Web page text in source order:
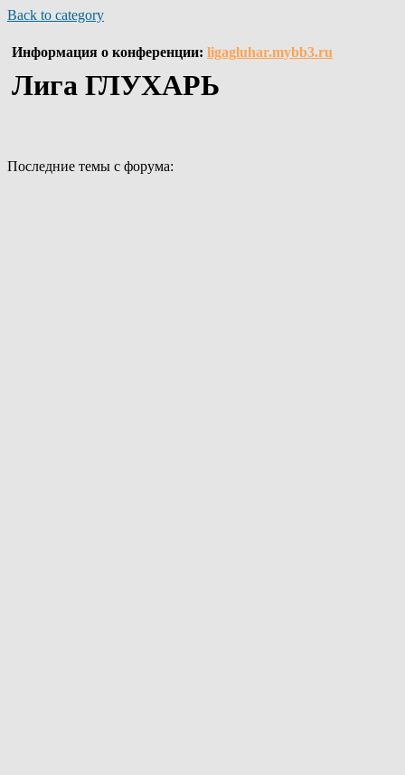
Back to category
Информация о конференции: ligagluhar.mybb3.ru
Лига ГЛУХАРЬ
Последние темы с форума: